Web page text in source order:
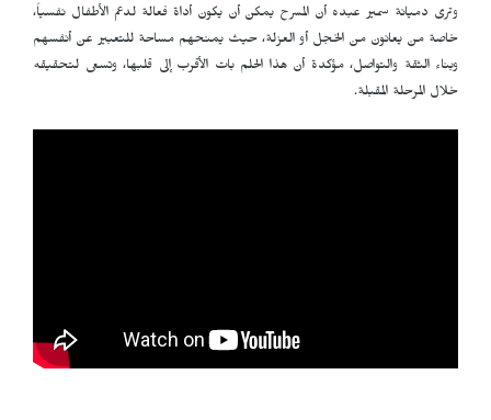
وترى دميانة سمير عبده أن المسرح يمكن أن يكون أداة فعالة لدعم الأطفال نفسياً،
خاصة من يعانون من الخجل أو العزلة، حيث يمنحهم مساحة للتعبير عن أنفسهم
وبناء الثقة والتواصل، مؤكدة أن هذا الحلم بات الأقرب إلى قلبها، وتسعى لتحقيقه
خلال المرحلة المقبلة.